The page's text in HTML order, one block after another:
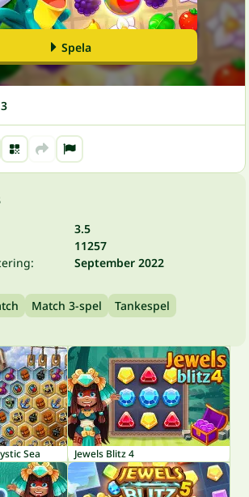
Spela
3.5
11257
September 2022
Match 3-spel Tankespel
Sea Jewels Blitz 4